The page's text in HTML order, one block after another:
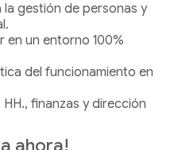
la gestión de personas y
en un entorno 100%
del funcionamiento en
finanzas y dirección